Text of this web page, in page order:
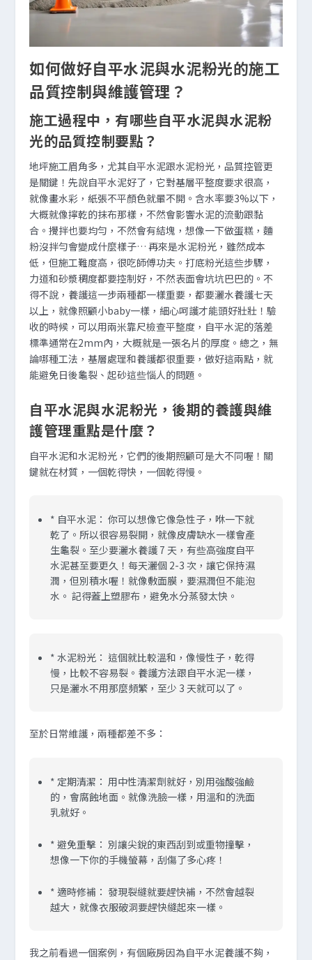
如何做好自平水泥與水泥粉光的施工
品質控制與維護管理？
施工過程中，有哪些自平水泥與水泥粉
光的品質控制要點？
地坪施工眉角多，尤其自平水泥跟水泥粉光，品質控管更
是關鍵！先說自平水泥好了，它對基層平整度要求很高，
就像畫水彩，紙張不平顏色就暈不開。含水率要3%以下，
大概就像擰乾的抹布那樣，不然會影響水泥的流動跟黏
合。攪拌也要均勻，不然會有結塊，想像一下做蛋糕，麵
粉沒拌勻會變成什麼樣子… 再來是水泥粉光，雖然成本
低，但施工難度高，很吃師傅功夫。打底粉光這些步驟，
力道和砂漿稠度都要控制好，不然表面會坑坑巴巴的。不
得不說，養護這一步兩種都一樣重要，都要灑水養護七天
以上，就像照顧小baby一樣，細心呵護才能頭好壯壯！驗
收的時候，可以用兩米靠尺檢查平整度，自平水泥的落差
標準通常在2mm內，大概就是一張名片的厚度。總之，無
論哪種工法，基層處理和養護都很重要，做好這兩點，就
能避免日後龜裂、起砂這些惱人的問題。
自平水泥與水泥粉光，後期的養護與維
護管理重點是什麼？
自平水泥和水泥粉光，它們的後期照顧可是大不同喔！關
鍵就在材質，一個乾得快，一個乾得慢。
* 自平水泥： 你可以想像它像急性子，咻一下就
乾了。所以很容易裂開，就像皮膚缺水一樣會產
生龜裂。至少要灑水養護 7 天，有些高強度自平
水泥甚至要更久！每天灑個 2-3 次，讓它保持濕
潤，但別積水喔！就像敷面膜，要濕潤但不能泡
水。 記得蓋上塑膠布，避免水分蒸發太快。
*水泥粉光： 這個就比較溫和，像慢性子，乾得
慢，比較不容易裂。養護方法跟自平水泥一樣，
只是灑水不用那麼頻繁，至少 3 天就可以了。
至於日常維護，兩種都差不多：
* 定期清潔： 用中性清潔劑就好，別用強酸強鹼
的，會腐蝕地面。就像洗臉一樣，用溫和的洗面
乳就好。
*避免重擊： 別讓尖銳的東西刮到或重物撞擊，
想像一下你的手機螢幕，刮傷了多心疼！
*適時修補： 發現裂縫就要趕快補，不然會越裂
越大，就像衣服破洞要趕快縫起來一樣。
我之前看過一個案例，有個廠房因為自平水泥養護不夠，